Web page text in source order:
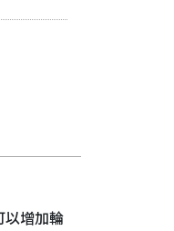
以增加輪